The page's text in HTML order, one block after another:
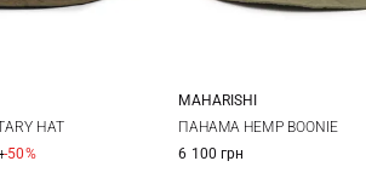
sizeHAT
-50%
S/M L/XL
MAHARISHI
ПАНАМА HEMP BOONIE
6 100 грн